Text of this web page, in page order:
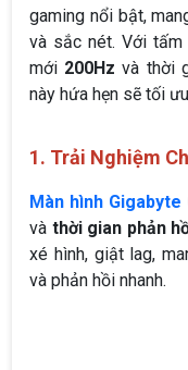
gaming nổi bật,
và sắc nét. Với tấm
mới 200Hz và thời
này hứa hẹn sẽ tối
1. Trải Nghiệm
Màn hình Gigabyte
và thời gian phản
xé hình, giật lag,
và phản hồi nhanh.